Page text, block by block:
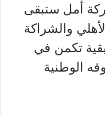
أمل ستبقى
والشراكة
تكمن في
الوطنية